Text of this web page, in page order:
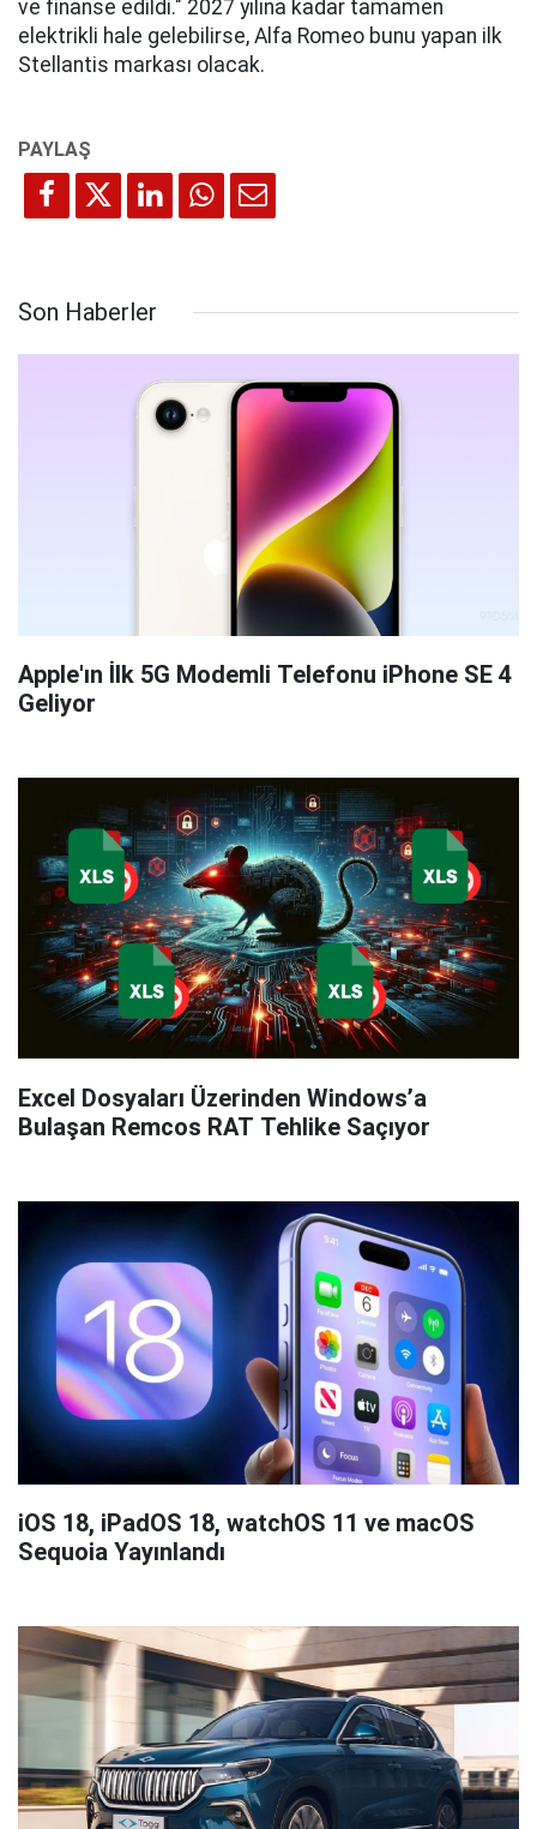
ve finanse edildi." 2027 yılına kadar tamamen
elektrikli hale gelebilirse, Alfa Romeo bunu yapan ilk
Stellantis markası olacak.
Son Haberler
Apple'ın İlk 5G Modemli Telefonu iPhone SE 4
Geliyor
Excel Dosyaları Üzerinden Windows’a
Bulaşan Remcos RAT Tehlike Saçıyor
iOS 18, iPadOS 18, watchOS 11 ve macOS
Sequoia Yayınlandı